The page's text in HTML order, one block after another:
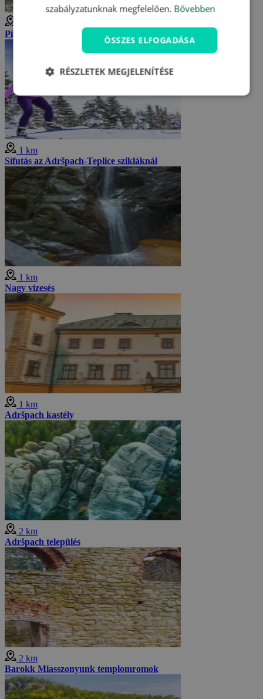
Pískovna bányató
1 km
Sífutás az Adršpach-Teplice szikláknál
1 km
Nagy vízesés
1 km
Adršpach kastély
2 km
Adršpach település
2 km
Barokk Miasszonyunk templomromok
szabályzatunknak megfelelően. Bővebben
ÖSSZES ELFOGADÁSA
RÉSZLETEK MEGJELENÍTÉSE